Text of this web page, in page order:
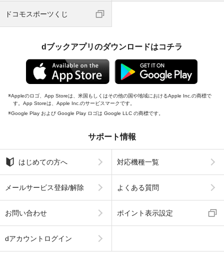
ドコモスポーツくじ
dブックアプリのダウンロードはコチラ
Appleのロゴ、App Storeは、米国もしくはその他の国や地域におけるApple Inc.の商標で
す。App Storeは、Apple Inc.のサービスマークです。
Google Play および Google Play ロゴは Google LLC の商標です。
サポート情報
はじめての方へ 対応機種一覧
メールサービス登録/解除 よくある質問
お問い合わせ ポイント表示設定
dアカウントログイン